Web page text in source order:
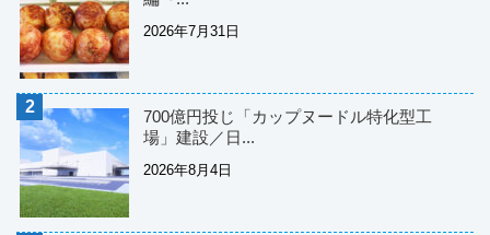
2026年7月31日
700億円投じ「カップヌードル特化型工
場」建設／日...
2026年8月4日